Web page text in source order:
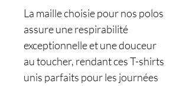
La maille choisie pour nos polos
assure une respirabilité
exceptionnelle et une douceur
au toucher, rendant ces T-shirts
unis parfaits pour les journées